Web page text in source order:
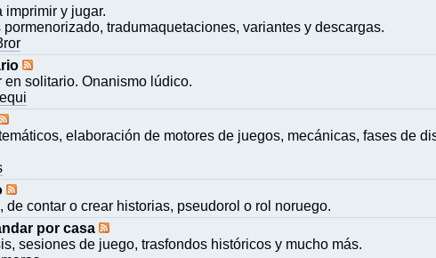
imprimir y jugar.
tradumaquetaciones, variantes y descargas.
en solitario. Onanismo lúdico.
elaboración de motores de juegos, mecánicas, fases de
de contar o crear historias, pseudorol o rol noruego.
por casa
sesiones de juego, trasfondos históricos y mucho más.